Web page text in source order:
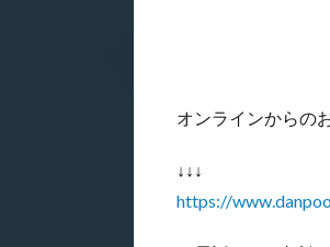
オンラインからの
↓↓↓
https://